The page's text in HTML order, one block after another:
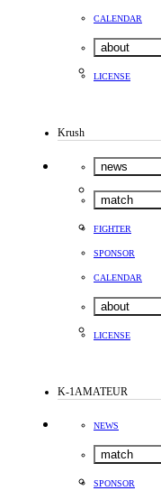
CALENDAR
about
LICENSE
Krush
news
match
FIGHTER
SPONSOR
CALENDAR
about
LICENSE
K-1AMATEUR
NEWS
match
SPONSOR